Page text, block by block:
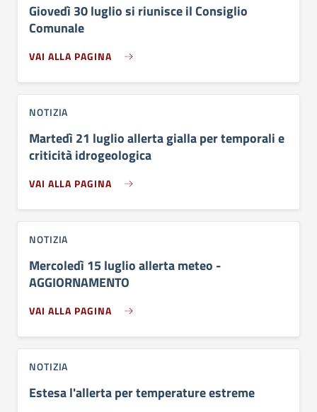
Giovedì 30 luglio si riunisce il Consiglio
Comunale
VAI ALLA PAGINA
NOTIZIA
Martedì 21 luglio allerta gialla per temporali e
criticità idrogeologica
VAI ALLA PAGINA
NOTIZIA
Mercoledì 15 luglio allerta meteo -
AGGIORNAMENTO
VAI ALLA PAGINA
NOTIZIA
Estesa l'allerta per temperature estreme